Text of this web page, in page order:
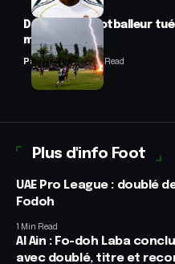
Drame : un footballeur
match
Panafrofoot2 Min Read
Plus d'info Foot
UAE Pro League : doublé
Fodoh
1 Min Read
Al Ain : Fo-doh Laba
avec doublé, titre et